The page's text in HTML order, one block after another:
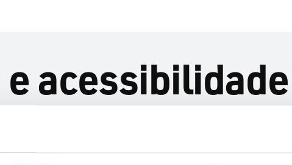
acessibilidade
e resistência ao roubo asseguram o conforto e a segurança
abertura fácil, soleira reduzida e motorização (opcional).